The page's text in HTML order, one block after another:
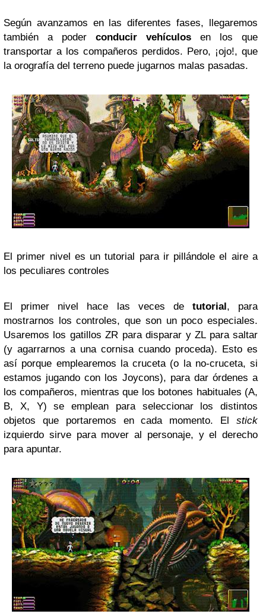
Según avanzamos en las diferentes fases, llegaremos
también a poder conducir vehículos en los que
transportar a los compañeros perdidos. Pero, ¡ojo!, que
la orografía del terreno puede jugarnos malas pasadas.
El primer nivel es un tutorial para ir pillándole el aire a
los peculiares controles
El primer nivel hace las veces de tutorial, para
mostrarnos los controles, que son un poco especiales.
Usaremos los gatillos ZR para disparar y ZL para saltar
(y agarrarnos a una cornisa cuando proceda). Esto es
así porque emplearemos la cruceta (o la no-cruceta, si
estamos jugando con los Joycons), para dar órdenes a
los compañeros, mientras que los botones habituales (A,
B, X, Y) se emplean para seleccionar los distintos
objetos que portaremos en cada momento. El stick
izquierdo sirve para mover al personaje, y el derecho
para apuntar.